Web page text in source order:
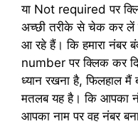
या Not required पर
अच्छी तरीके से चेक कर लें
आ रहे हैं। कि हमारा नंबर
number पर क्लिक कर
ध्यान रखना है, फिलहाल
मतलब यह है। कि आपका
आपका नाम पर वह नंबर